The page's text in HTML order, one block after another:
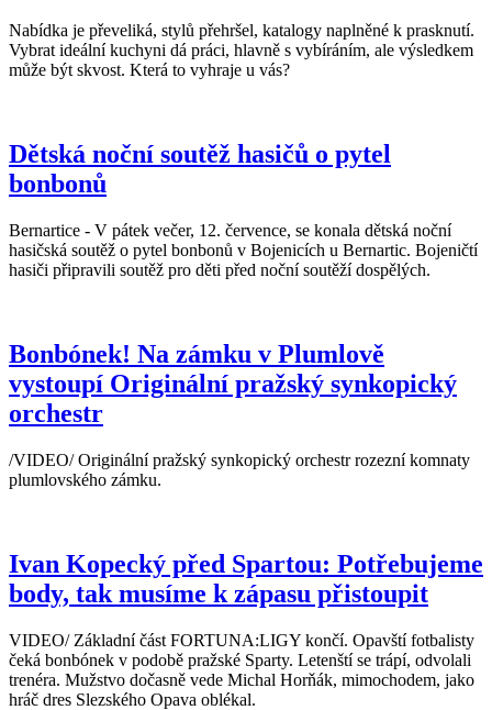
Nabídka je převeliká, stylů přehršel, katalogy naplněné k prasknutí.
Vybrat ideální kuchyni dá práci, hlavně s vybíráním, ale výsledkem
může být skvost. Která to vyhraje u vás?
Dětská noční soutěž hasičů o pytel
bonbonů
Bernartice - V pátek večer, 12. července, se konala dětská noční
hasičská soutěž o pytel bonbonů v Bojenicích u Bernartic. Bojeničtí
hasiči připravili soutěž pro děti před noční soutěží dospělých.
Bonbónek! Na zámku v Plumlově
vystoupí Originální pražský synkopický
orchestr
/VIDEO/ Originální pražský synkopický orchestr rozezní komnaty
plumlovského zámku.
Ivan Kopecký před Spartou: Potřebujeme
body, tak musíme k zápasu přistoupit
VIDEO/ Základní část FORTUNA:LIGY končí. Opavští fotbalisty
čeká bonbónek v podobě pražské Sparty. Letenští se trápí, odvolali
trenéra. Mužstvo dočasně vede Michal Horňák, mimochodem, jako
hráč dres Slezského Opava oblékal.